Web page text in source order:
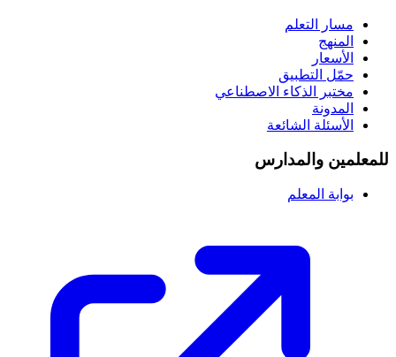
مسار التعلم
المنهج
الأسعار
حمّل التطبيق
مختبر الذكاء الاصطناعي
المدونة
الأسئلة الشائعة
للمعلمين والمدارس
بوابة المعلم